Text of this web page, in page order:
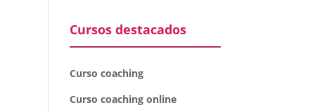
Cursos destacados
Curso coaching
Curso coaching online